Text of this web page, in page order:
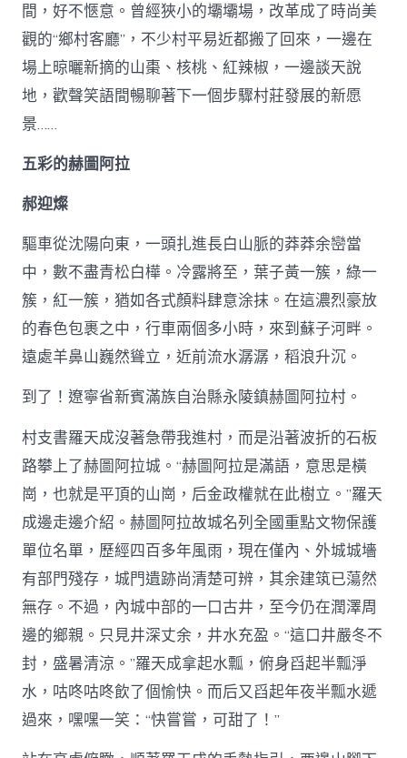
間，好不愜意。曾經狹小的壩壩場，改革成了時尚美
觀的“鄉村客廳”，不少村平易近都搬了回來，一邊在
場上晾曬新摘的山棗、核桃、紅辣椒，一邊談天說
地，歡聲笑語間暢聊著下一個步驟村莊發展的新愿
景……
五彩的赫圖阿拉
郝迎燦
驅車從沈陽向東，一頭扎進長白山脈的莽莽余巒當
中，數不盡青松白樺。冷露將至，葉子黃一簇，綠一
簇，紅一簇，猶如各式顏料肆意涂抹。在這濃烈豪放
的春色包裹之中，行車兩個多小時，來到蘇子河畔。
遠處羊鼻山巍然聳立，近前流水潺潺，稻浪升沉。
到了！遼寧省新賓滿族自治縣永陵鎮赫圖阿拉村。
村支書羅天成沒著急帶我進村，而是沿著波折的石板
路攀上了赫圖阿拉城。“赫圖阿拉是滿語，意思是橫
崗，也就是平頂的山崗，后金政權就在此樹立。”羅天
成邊走邊介紹。赫圖阿拉故城名列全國重點文物保護
單位名單，歷經四百多年風雨，現在僅內、外城城墻
有部門殘存，城門遺跡尚清楚可辨，其余建筑已蕩然
無存。不過，內城中部的一口古井，至今仍在潤澤周
邊的鄉親。只見井深丈余，井水充盈。“這口井嚴冬不
封，盛暑清涼。”羅天成拿起水瓢，俯身舀起半瓢淨
水，咕咚咕咚飲了個愉快。而后又舀起年夜半瓢水遞
過來，嘿嘿一笑：“快嘗嘗，可甜了！”